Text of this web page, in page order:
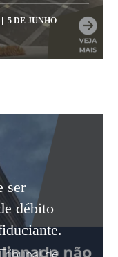
5 DE JUNHO
ser
débito